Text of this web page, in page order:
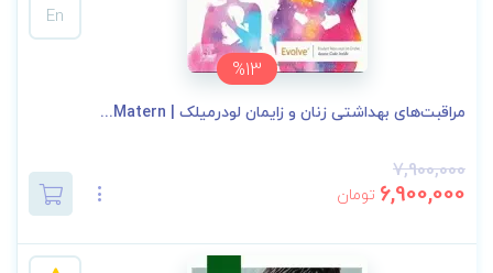
%13
En
مراقبت‌های بهداشتی زنان و زایمان لودرمیلک | Matern...
7,900,000
6,900,000 تومان